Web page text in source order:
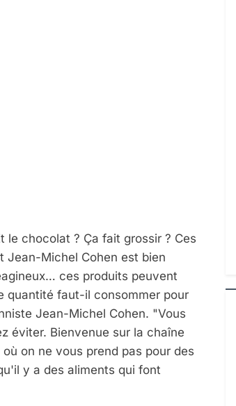
chocolat ? Ça fait grossir ? Ces
Jean-Michel Cohen est bien
ces produits peuvent
quantité faut-il consommer pour
Jean-Michel Cohen. "Vous
éviter. Bienvenue sur la chaîne
on ne vous prend pas pour des
y a des aliments qui font